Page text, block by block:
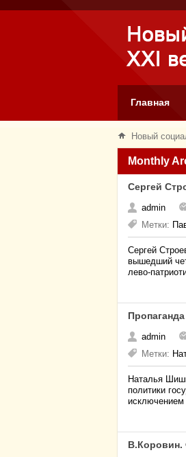
Главная
Новый
Monthly
Сергей
admin
Метки:
Сергей
вышедший
лево-
admin
Метки:
Наталья
политики